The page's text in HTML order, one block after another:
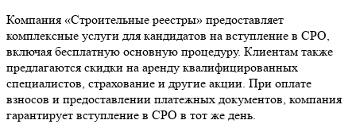
Компания «Строительные реестры» предоставляет
комплексные услуги для кандидатов на вступление в СРО,
включая бесплатную основную процедуру. Клиентам также
предлагаются скидки на аренду квалифицированных
специалистов, страхование и другие акции. При оплате
взносов и предоставлении платежных документов, компания
гарантирует вступление в СРО в тот же день.